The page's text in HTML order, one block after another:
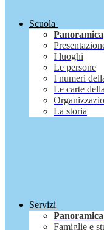
Scuola
Panoramica
I luoghi
Le persone
I numeri
Le carte
La storia
Servizi
Panoramica
Famiglie e